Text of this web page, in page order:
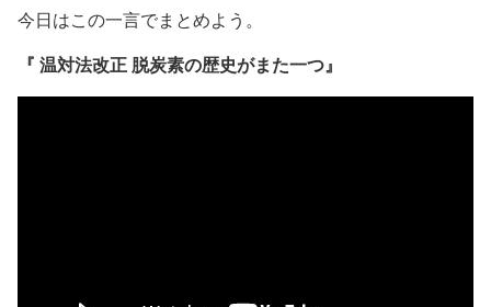
今日はこの一言でまとめよう。
『 温対法改正 脱炭素の歴史がまた一つ』